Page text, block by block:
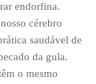
endorfina.
cérebro
saudável de
da gula.
o mesmo